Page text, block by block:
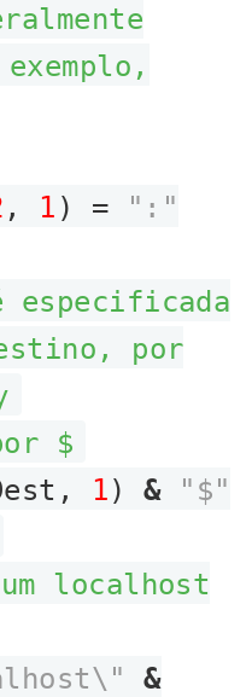
, 1 ) =
":"
especificada
por
$
1)&
"$"
localhost
&